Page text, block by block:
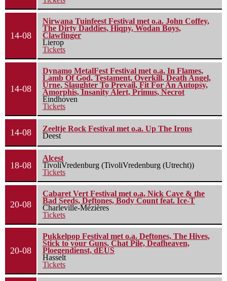
14-08
Nirwana Tuinfeest Festival met o.a. John Coffey,
The Dirty Daddies, Hiqpy, Wodan Boys,
Clawfinger
Lierop
Tickets
14-08
Dynamo MetalFest Festival met o.a. In Flames,
Lamb Of God, Testament, Overkill, Death Angel,
Urne, Slaughter To Prevail, Fit For An Autopsy,
Amorphis, Insanity Alert, Primus, Necrot
Eindhoven
Tickets
14-08
Zeeltje Rock Festival met o.a. Up The Irons
Deest
18-08
Alcest
TivoliVredenburg (TivoliVredenburg (Utrecht))
Tickets
20-08
Cabaret Vert Festival met o.a. Nick Cave & the
Bad Seeds, Deftones, Body Count feat. Ice-T
Charleville-Mézières
Tickets
20-08
Pukkelpop Festival met o.a. Deftones, The Hives,
Stick to your Guns, Chat Pile, Deafheaven,
Ploegendienst, dEUS
Hasselt
Tickets